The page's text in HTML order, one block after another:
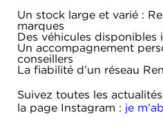
Un stock large et varié :
marques
Des véhicules disponibles
Un accompagnement
conseillers
La fiabilité d’un réseau
Suivez toutes les
la page Instagram : je